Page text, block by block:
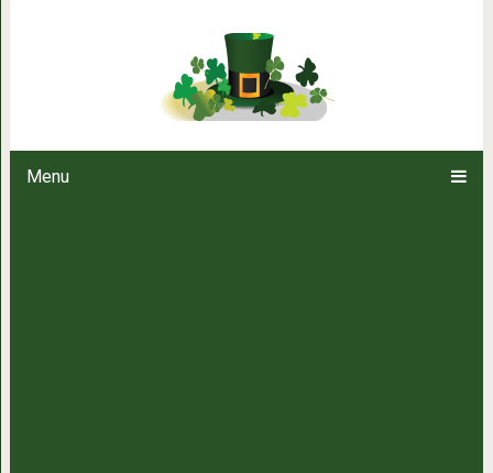
Menu
«Долина кувшинов» в Лаосе:
Земле, окутанное